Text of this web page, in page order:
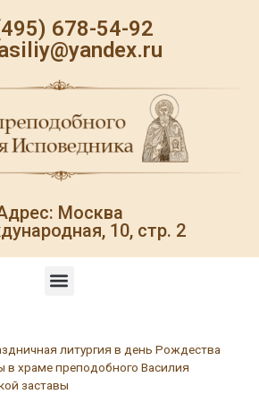
678-54-92
Москва
10, стр. 2
литургия в день Рождества
в храме преподобного Василия
заставы